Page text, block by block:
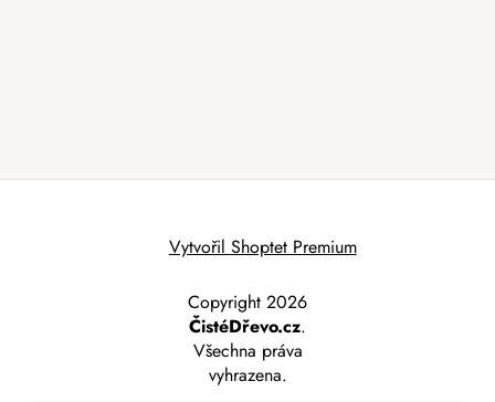
Vytvořil Shoptet Premium
Copyright 2026
ČistéDřevo.cz.
Všechna práva
vyhrazena.